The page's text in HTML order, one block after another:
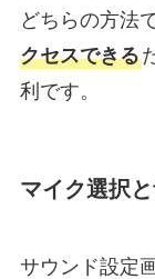
どちらの方法
クセスできる
利です。
マイク選択
サウンド設定